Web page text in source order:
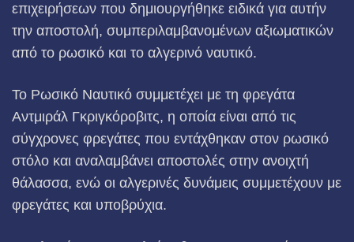
επιχειρήσεων που δημιουργήθηκε ειδικά για αυτήν
την αποστολή, συμπεριλαμβανομένων αξιωματικών
από το ρωσικό και το αλγερινό ναυτικό.
Το Ρωσικό Ναυτικό συμμετέχει με τη φρεγάτα
Αντμιράλ Γκριγκόροβιτς, η οποία είναι από τις
σύγχρονες φρεγάτες που εντάχθηκαν στον ρωσικό
στόλο και αναλαμβάνει αποστολές στην ανοιχτή
θάλασσα, ενώ οι αλγερινές δυνάμεις συμμετέχουν με
φρεγάτες και υποβρύχια.